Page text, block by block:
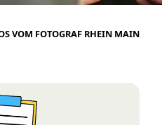
VOM FOTOGRAF RHEIN MAIN